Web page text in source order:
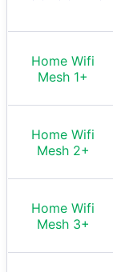
Home Wifi
Mesh 1+
Home Wifi
Mesh 2+
Home Wifi
Mesh 3+